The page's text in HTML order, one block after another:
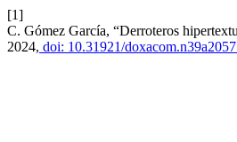
[1]
C. Gómez García, “Derroteros
2024, doi: 10.31921/